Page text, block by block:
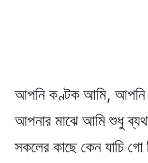
আপনি কণ্টক আমি, আপনি
আপনার মাঝে আমি শুধু
সকলের কাছে কেন যাচি গো